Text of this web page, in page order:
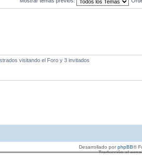
visitando el Foro y 3 invitados
Desarrollado porphpBB®
Traducción al